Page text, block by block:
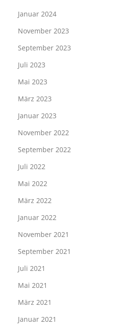
Januar 2024
November 2023
September 2023
Juli 2023
Mai 2023
März 2023
Januar 2023
November 2022
September 2022
Juli 2022
Mai 2022
März 2022
Januar 2022
November 2021
September 2021
Juli 2021
Mai 2021
März 2021
Januar 2021